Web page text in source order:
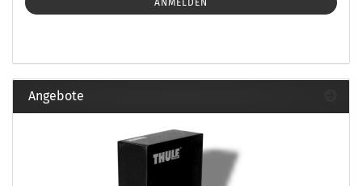
ANMELDEN
Angebote